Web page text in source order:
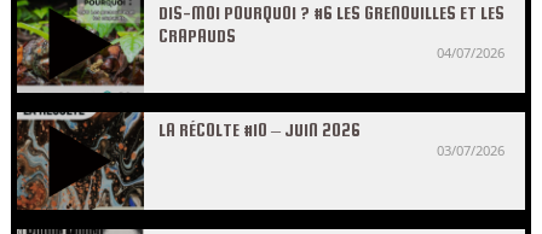
DIS-MOI POURQUOI ? #6 LES GRENOUILLES ET LES
CRAPAUDS
04/07/2026
LA RÉCOLTE #10 – JUIN 2026
03/07/2026